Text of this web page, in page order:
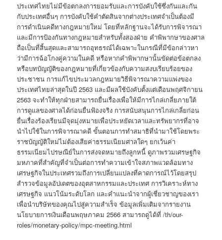
ประเทศไทยไม่มีข้อตกลงการยอมรับและการบังคับใช้ซึ่งกันและกัน
กับประเทศอื่นๆ การบังคับใช้คำตัดสินจากต่างประเทศจำเป็นต้องมี
การดำเนินคดีทางกฎหมายใหม่ โดยที่หลักฐานจะได้รับการพิจารณา
และมีการป้องกันทางกฎหมายสำหรับทั้งสองฝ่าย คำพิพากษาของศาล
ถือเป็นที่สิ้นสุดและสามารถอุทธรณ์ได้เฉพาะในกรณีที่มีข้อกล่าวหา
ว่ามีการฉ้อโกงคู่ความในคดี หรือหากคำพิพากษานั้นขัดต่อข้อตกลง
หรือบทบัญญัติของกฎหมายที่เกี่ยวข้องกับความสงบเรียบร้อยของ
ประชาชน การแก้ไขประมวลกฎหมายวิธีพิจารณาความแพ่งของ
ประเทศไทยล่าสุดในปี 2563 และมีผลใช้บังคับตั้งแต่เดือนพฤศจิกายน
2563 จะทำให้ทุกฝ่ายสามารถยื่นเรื่องเพื่อให้มีการไกล่เกลี่ยภายใต้
การดูแลของศาลได้ก่อนยื่นฟ้องจริง การสนับสนุนการไกล่เกลี่ยก่อน
ยื่นเรื่องร้องเรียนมีจุดมุ่งหมายเพื่อประหยัดเวลาและทรัพยากรที่อาจ
นำไปใช้ในการพิจารณาคดี ขั้นตอนการทำสมาธิที่นำมาใช้โดยพระ
ราชบัญญัติใหม่ไม่ต้องเสียค่าธรรมเนียมศาลใดๆ ยกเว้นค่า
ธรรมเนียมไปรษณีย์ในการส่งจดหมายถึงลูกหนี้ ดูภาพรวมเศรษฐกิจ
มหภาคที่สำคัญที่จำเป็นต่อการทำความเข้าใจสภาพแวดล้อมทาง
เศรษฐกิจในประเทศรวมถึงการเปลี่ยนแปลงที่คาดการณ์ไว้โดยสรุป
สำรวจข้อมูลอัปเดตของอุตสาหกรรมและประเทศ การวิเคราะห์ทาง
เศรษฐกิจ แนวโน้มระดับโลก และคำแนะนำจากผู้เชี่ยวชาญของเรา
เพื่อนำบริษัทของคุณไปสู่ความสำเร็จ ข้อมูลเพิ่มเติมจากรายงาน
นโยบายการเงินเดือนพฤษภาคม 2566 สามารถดูได้ที่ /th/our-
roles/monetary-policy/mpc-meeting.html